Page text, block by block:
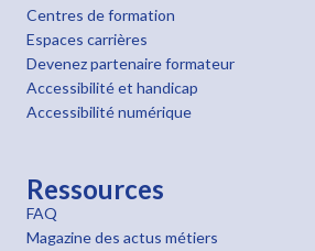
Centres de formation
Espaces carrières
Devenez partenaire formateur
Accessibilité et handicap
Accessibilité numérique
Ressources
FAQ
Magazine des actus métiers